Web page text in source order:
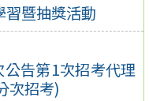
習暨抽獎活動
告第1次招考代理
次招考)